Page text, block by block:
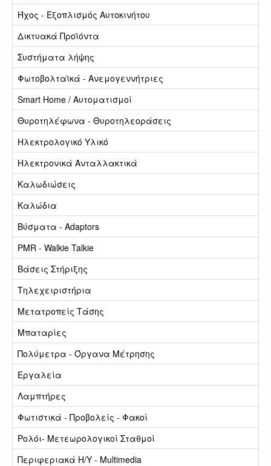
Ήχος - Εξοπλισμός Αυτοκινήτου
Δικτυακά Προϊόντα
Συστήματα λήψης
Φωτοβολταϊκά - Ανεμογεννήτριες
Smart Home / Αυτοματισμοί
Θυροτηλέφωνα - Θυροτηλεοράσεις
Ηλεκτρολογικό Υλικό
Ηλεκτρονικά Ανταλλακτικά
Καλωδιώσεις
Καλώδια
Βύσματα - Adaptors
PMR - Walkie Talkie
Βάσεις Στήριξης
Τηλεχειριστήρια
Μετατροπείς Τάσης
Μπαταρίες
Πολύμετρα - Όργανα Μέτρησης
Εργαλεία
Λαμπτήρες
Φωτιστικά - Προβολείς - Φακοί
Ρολόι- Μετεωρολογικοί Σταθμοί
Περιφεριακά Η/Υ - Multimedia